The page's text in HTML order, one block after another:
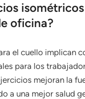
oficina?
el cuello implican
para los
mejoran la
a una mejor salud